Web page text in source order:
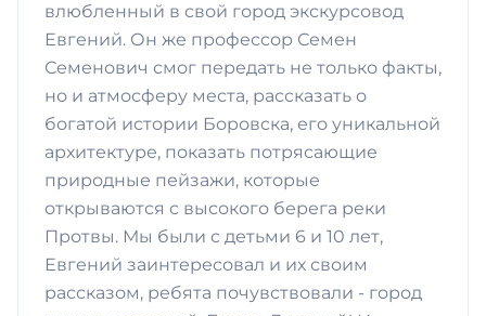
влюбленный в свой город экскурсовод
Евгений. Он же профессор Семен
Семенович смог передать не только факты,
но и атмосферу места, рассказать о
богатой истории Боровска, его уникальной
архитектуре, показать потрясающие
природные пейзажи, которые
открываются с высокого берега реки
Протвы. Мы были с детьми 6 и 10 лет,
Евгений заинтересовал и их своим
рассказом, ребята почувствовали - город